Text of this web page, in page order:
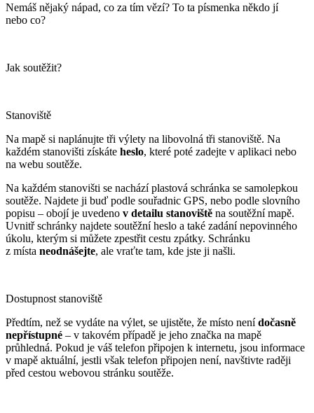
Nemáš nějaký nápad, co za tím vězí? To ta písmenka někdo jí
nebo co?
Jak soutěžit?
Stanoviště
Na mapě si naplánujte tři výlety na libovolná tři stanoviště. Na
každém stanovišti získáte heslo, které poté zadejte v aplikaci nebo
na webu soutěže.
Na každém stanovišti se nachází plastová schránka se samolepkou
soutěže. Najdete ji buď podle souřadnic GPS, nebo podle slovního
popisu – obojí je uvedeno v detailu stanoviště na soutěžní mapě.
Uvnitř schránky najdete soutěžní heslo a také zadání nepovinného
úkolu, kterým si můžete zpestřit cestu zpátky. Schránku
z místa neodnášejte, ale vraťte tam, kde jste ji našli.
Dostupnost stanoviště
Předtím, než se vydáte na výlet, se ujistěte, že místo nenídočasně
nepřístupné – v takovém případě je jeho značka na mapě
průhledná. Pokud je váš telefon připojen k internetu, jsou informace
v mapě aktuální, jestli však telefon připojen není, navštivte raději
před cestou webovou stránku soutěže.